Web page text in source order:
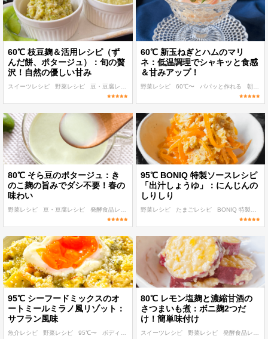
60℃ 枝豆麹＆活用レシピ（ず
んだ餅、ポタージュ）：旬の贅
沢！自然の優しい甘み
スイーツレシピ 野菜レシピ 豆・豆腐レシピ 発酵食品レシピ 低温調理 麹・発酵食レシピ
60℃ 新玉ねぎとハムのマリ
ネ：低温調理でシャキッと食感
＆甘みアップ！
野菜レシピ 60℃〜 パパッと作れる 朝食・ランチ
80℃ そら豆のポタージュ：き
のこ麹の旨みでダシ不要！春の
味わい
野菜レシピ 豆・豆腐レシピ 発酵食品レシピ 低温調理 麹・発酵食レシピ 80℃〜
95℃ BONIQ 特製ソースレシピ
「出汁しょうゆ」：にんじんの
しりしり
野菜レシピ たまごレシピ BONIQ 特製ソースレシピ
95℃ シーフードミックスのオ
ートミールミラノ風リゾット：
サフラン風味
魚介レシピ 野菜レシピ 95℃〜 ボディメイク ダイエット
80℃ レモン塩麹と濃縮甘酒の
さつまいも煮：ボニ麹2つだ
け！簡単味付け
スイーツレシピ 野菜レシピ 発酵食品レシピ
レシピ検索 加熱時間基準表 低温調理ルール 真空パック器 完全セット